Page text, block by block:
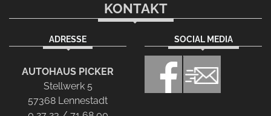
KONTAKT
ADRESSE
AUTOHAUS PICKER
Stellwerk 5
57368 Lennestadt
SOCIAL MEDIA